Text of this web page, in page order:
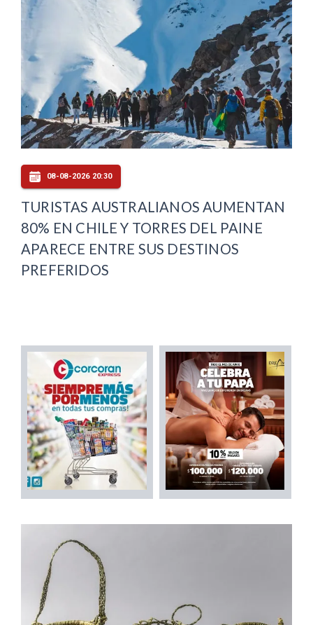
08-08-2026 20:30
TURISTAS AUSTRALIANOS AUMENTAN
80% EN CHILE Y TORRES DEL PAINE
APARECE ENTRE SUS DESTINOS
PREFERIDOS